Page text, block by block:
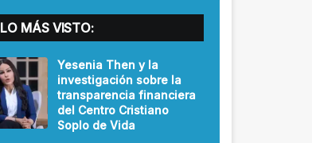
LO MÁS VISTO:
Yesenia Then y la
investigación sobre la
transparencia financiera
del Centro Cristiano
Soplo de Vida